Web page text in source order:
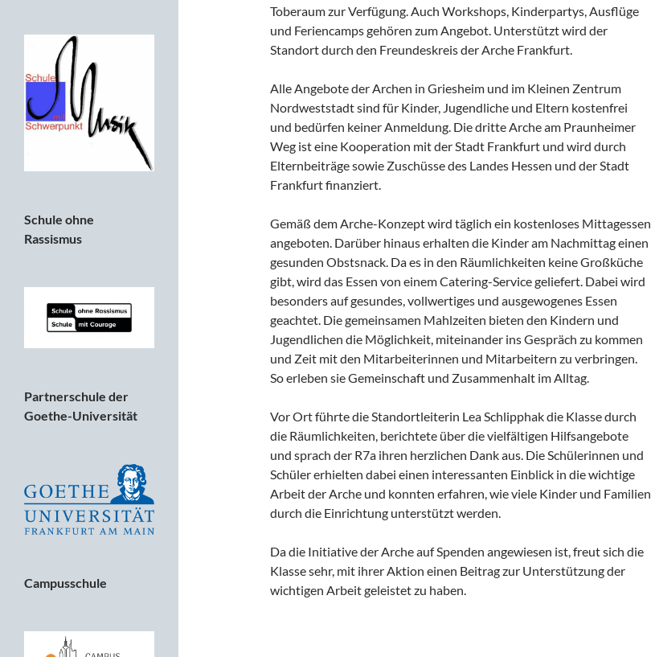
Toberaum zur Verfügung. Auch Workshops, Kinderpartys, Ausflüge
und Feriencamps gehören zum Angebot. Unterstützt wird der
Standort durch den Freundeskreis der Arche Frankfurt.
Alle Angebote der Archen in Griesheim und im Kleinen Zentrum
Nordweststadt sind für Kinder, Jugendliche und Eltern kostenfrei
und bedürfen keiner Anmeldung. Die dritte Arche am Praunheimer
Weg ist eine Kooperation mit der Stadt Frankfurt und wird durch
Elternbeiträge sowie Zuschüsse des Landes Hessen und der Stadt
Frankfurt finanziert.
Gemäß dem Arche-Konzept wird täglich ein kostenloses Mittagessen
angeboten. Darüber hinaus erhalten die Kinder am Nachmittag einen
gesunden Obstsnack. Da es in den Räumlichkeiten keine Großküche
gibt, wird das Essen von einem Catering-Service geliefert. Dabei wird
besonders auf gesundes, vollwertiges und ausgewogenes Essen
geachtet. Die gemeinsamen Mahlzeiten bieten den Kindern und
Jugendlichen die Möglichkeit, miteinander ins Gespräch zu kommen
und Zeit mit den Mitarbeiterinnen und Mitarbeitern zu verbringen.
So erleben sie Gemeinschaft und Zusammenhalt im Alltag.
Vor Ort führte die Standortleiterin Lea Schlipphak die Klasse durch
die Räumlichkeiten, berichtete über die vielfältigen Hilfsangebote
und sprach der R7a ihren herzlichen Dank aus. Die Schülerinnen und
Schüler erhielten dabei einen interessanten Einblick in die wichtige
Arbeit der Arche und konnten erfahren, wie viele Kinder und Familien
durch die Einrichtung unterstützt werden.
Da die Initiative der Arche auf Spenden angewiesen ist, freut sich die
Klasse sehr, mit ihrer Aktion einen Beitrag zur Unterstützung der
wichtigen Arbeit geleistet zu haben.
Schule ohne
Rassismus
Partnerschule der
Goethe-Universität
Campusschule